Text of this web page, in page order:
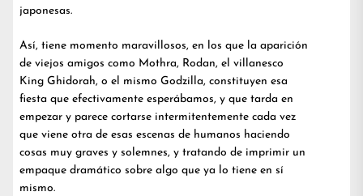
japonesas.
Así, tiene momento maravillosos, en los que la aparición
de viejos amigos como Mothra, Rodan, el villanesco
King Ghidorah, o el mismo Godzilla, constituyen esa
fiesta que efectivamente esperábamos, y que tarda en
empezar y parece cortarse intermitentemente cada vez
que viene otra de esas escenas de humanos haciendo
cosas muy graves y solemnes, y tratando de imprimir un
empaque dramático sobre algo que ya lo tiene en sí
mismo.